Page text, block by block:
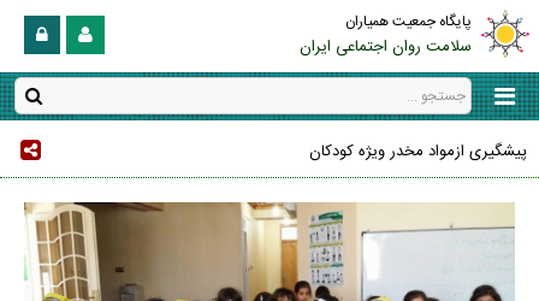
پایگاه جمعیت همیاران
سلامت روان اجتماعی ایران
پیشگیری ازمواد مخدر ویژه کودکان